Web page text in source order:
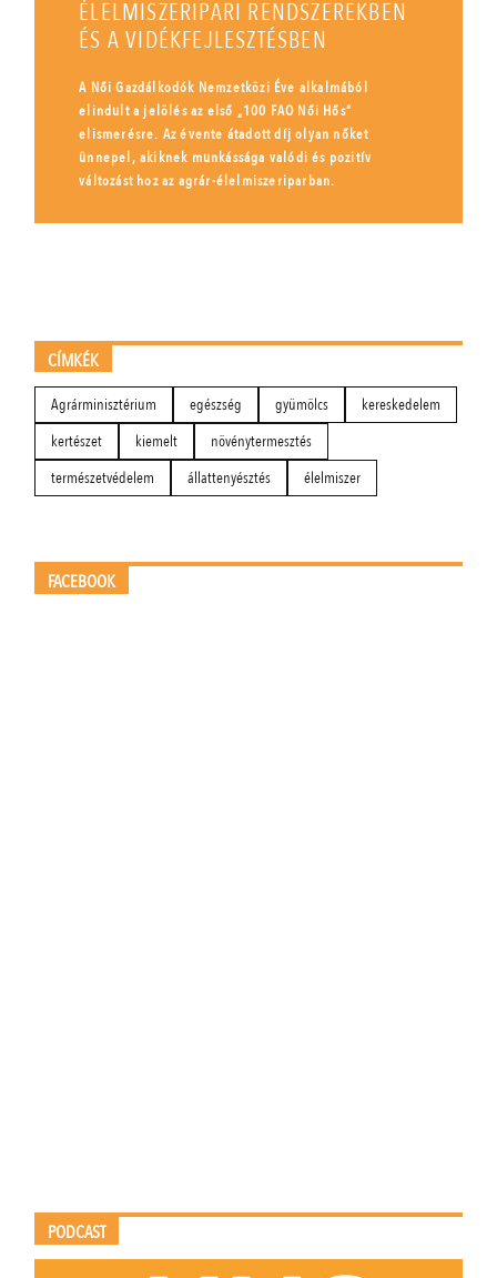
ÉLELMISZERIPARI RENDSZEREKBEN
ÉS A VIDÉKFEJLESZTÉSBEN
A Női Gazdálkodók Nemzetközi Éve alkalmából
elindult a jelölés az első „100 FAO Női Hős”
elismerésre. Az évente átadott díj olyan nőket
ünnepel, akiknek munkássága valódi és pozitív
változást hoz az agrár-élelmiszeriparban.
CÍMKÉK
Agrárminisztérium egészség gyümölcs
kereskedelem
kertészet
kiemelt
növénytermesztés
természetvédelem
állattenyésztés élelmiszer
FACEBOOK
PODCAST